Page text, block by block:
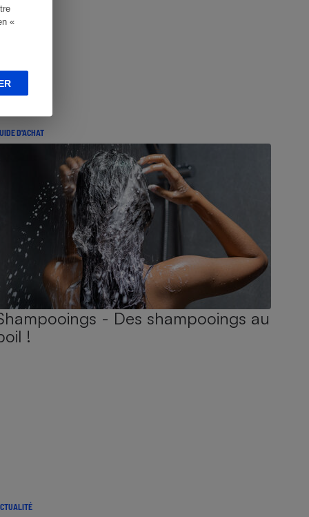
«
D'ACHAT
- Des shampooings au
!